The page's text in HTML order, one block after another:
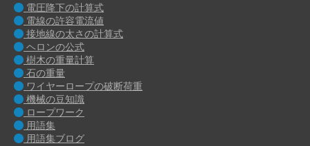
電圧降下の計算式
電線の許容電流値
接地線の太さの計算式
ヘロンの公式
樹木の重量計算
石の重量
ワイヤーロープの破断荷重
機械の豆知識
ロープワーク
用語集
用語集ブログ